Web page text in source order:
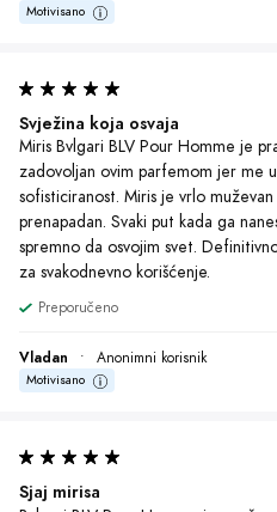
Motivisano
Svježina koja osvaja
Miris Bvlgari BLV Pour Homme je
zadovoljan ovim parfemom jer me
sofisticiranost. Miris je vrlo
prenapadan. Svaki put kada ga
spremno da osvojim svet.
za svakodnevno korišćenje.
Preporučeno
Vladan • Anonimni korisnik
Motivisano
Sjaj mirisa